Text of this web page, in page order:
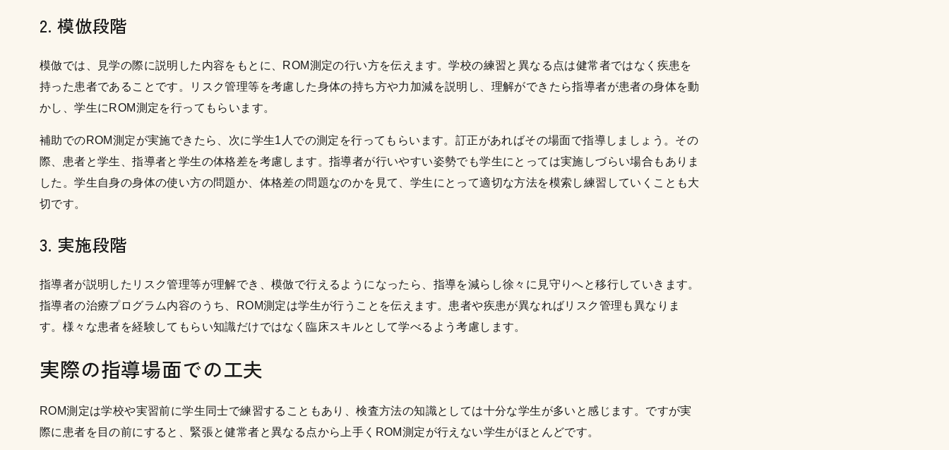
2. 模倣段階
模倣では、見学の際に説明した内容をもとに、ROM測定の行い方を伝えます。学校の練習と異なる点は健常者ではなく疾患を
持った患者であることです。リスク管理等を考慮した身体の持ち方や力加減を説明し、理解ができたら指導者が患者の身体を動
かし、学生にROM測定を行ってもらいます。
補助でのROM測定が実施できたら、次に学生1人での測定を行ってもらいます。訂正があればその場面で指導しましょう。その
際、患者と学生、指導者と学生の体格差を考慮します。指導者が行いやすい姿勢でも学生にとっては実施しづらい場合もありま
した。学生自身の身体の使い方の問題か、体格差の問題なのかを見て、学生にとって適切な方法を模索し練習していくことも大
切です。
3. 実施段階
指導者が説明したリスク管理等が理解でき、模倣で行えるようになったら、指導を減らし徐々に見守りへと移行していきます。
指導者の治療プログラム内容のうち、ROM測定は学生が行うことを伝えます。患者や疾患が異なればリスク管理も異なりま
す。様々な患者を経験してもらい知識だけではなく臨床スキルとして学べるよう考慮します。
実際の指導場面での工夫
ROM測定は学校や実習前に学生同士で練習することもあり、検査方法の知識としては十分な学生が多いと感じます。ですが実
際に患者を目の前にすると、緊張と健常者と異なる点から上手くROM測定が行えない学生がほとんどです。